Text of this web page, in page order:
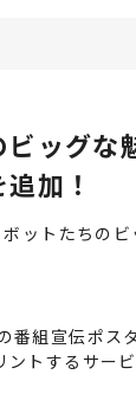
ビッグ
加！
ットたちの
番組宣伝ポ
トするサー